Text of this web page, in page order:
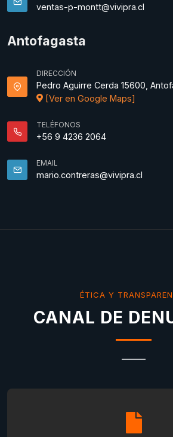
ventas-p-montt@vivipra.cl
Antofagasta
DIRECCIÓN
Pedro Aguirre Cerda 15600,
[Ver en Google Maps]
TELÉFONOS
+56 9 4236 2064
EMAIL
mario.contreras@vivipra.cl
ÉTICA Y
CANAL DE